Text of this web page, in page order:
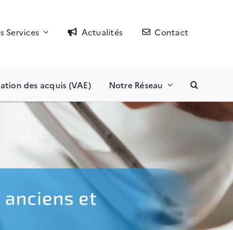
Services Actualités Contact
des acquis (VAE) Notre Réseau
anciens et